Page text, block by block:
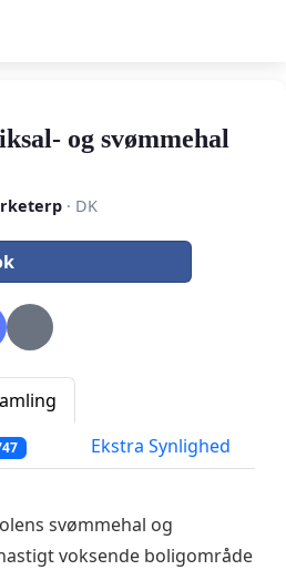
og svømmehal
· DK
Ekstra Synlighed
svømmehal og
voksende boligområde